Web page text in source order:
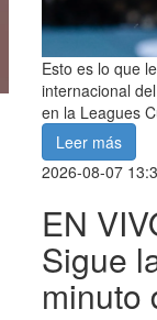
Esto es lo que
internacional
en la Leagues
Leer más
2026-08-07
EN
Sigue
minuto